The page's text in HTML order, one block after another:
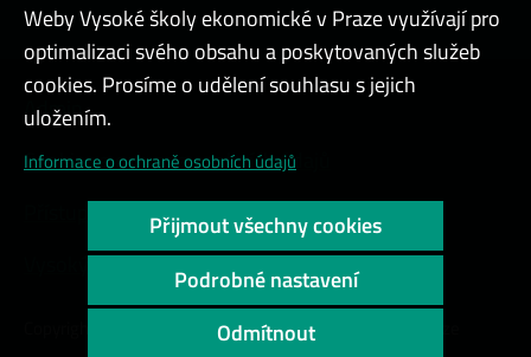
Admin
Cookies a ochrana osobních údajů
Přístupnost webu
Vysoký kontrast
Copyright © 2000 - 2026 Vysoká škola ekonomická v Praze
Weby Vysoké školy ekonomické v Praze využívají pro
optimalizaci svého obsahu a poskytovaných služeb
cookies. Prosíme o udělení souhlasu s jejich
uložením.
Informace o ochraně osobních údajů
Přijmout všechny cookies
Podrobné nastavení
Odmítnout